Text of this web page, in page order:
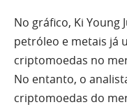
No gráfico, Ki Young
petróleo e metais já
criptomoedas no
No entanto, o
criptomoedas do